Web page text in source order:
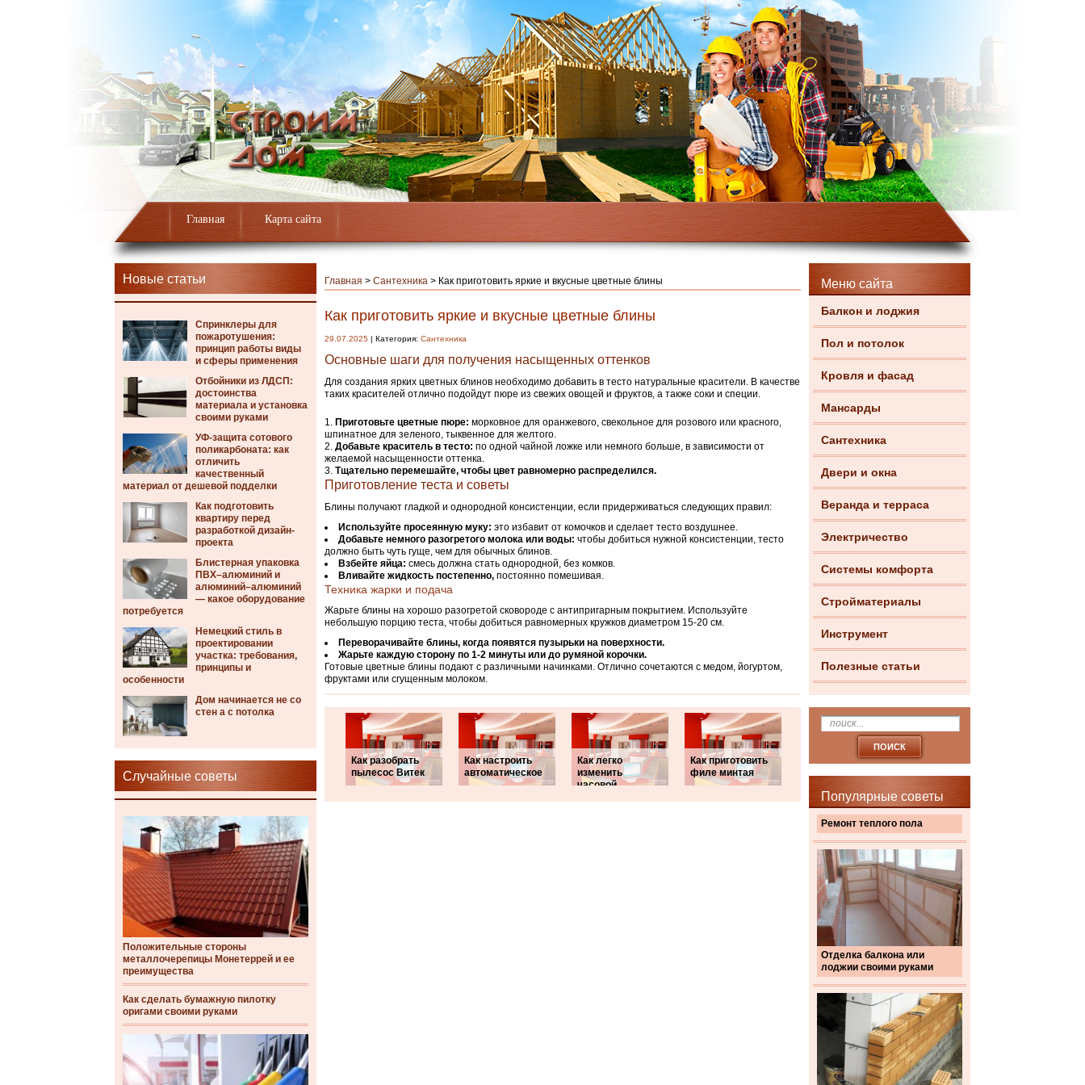
Главная Карта сайта
Новые статьи
Спринклеры для
пожаротушения:
принцип работы виды
и сферы применения
Отбойники из ЛДСП:
достоинства
материала и установка
своими руками
УФ-защита сотового
поликарбоната: как
отличить
качественный
материал от дешевой подделки
Как подготовить
квартиру перед
разработкой дизайн-
проекта
Блистерная упаковка
ПВХ–алюминий и
алюминий–алюминий
— какое оборудование
потребуется
Немецкий стиль в
проектировании
участка: требования,
принципы и
особенности
Дом начинается не со
стен а с потолка
Случайные советы
Положительные стороны
металлочерепицы Монетеррей и ее
преимущества
Как сделать бумажную пилотку
оригами своими руками
Меню сайта
Балкон и лоджия
Пол и потолок
Кровля и фасад
Мансарды
Сантехника
Двери и окна
Веранда и терраса
Электричество
Системы комфорта
Стройматериалы
Инструмент
Полезные статьи
Популярные советы
Ремонт теплого пола
Отделка балкона или
лоджии своими руками
Главная > Сантехника > Как приготовить яркие и вкусные цветные блины
Как приготовить яркие и вкусные цветные блины
29.07.2025 | Категория: Сантехника
Основные шаги для получения насыщенных оттенков
Для создания ярких цветных блинов необходимо добавить в тесто натуральные красители. В качестве
таких красителей отлично подойдут пюре из свежих овощей и фруктов, а также соки и специи.
Приготовьте цветные пюре: морковное для оранжевого, свекольное для розового или красного,
шпинатное для зеленого, тыквенное для желтого.
Добавьте краситель в тесто: по одной чайной ложке или немного больше, в зависимости от
желаемой насыщенности оттенка.
Тщательно перемешайте, чтобы цвет равномерно распределился.
Приготовление теста и советы
Блины получают гладкой и однородной консистенции, если придерживаться следующих правил:
Используйте просеянную муку: это избавит от комочков и сделает тесто воздушнее.
Добавьте немного разогретого молока или воды: чтобы добиться нужной консистенции, тесто
должно быть чуть гуще, чем для обычных блинов.
Взбейте яйца: смесь должна стать однородной, без комков.
Вливайте жидкость постепенно, постоянно помешивая.
Техника жарки и подача
Жарьте блины на хорошо разогретой сковороде с антипригарным покрытием. Используйте
небольшую порцию теста, чтобы добиться равномерных кружков диаметром 15-20 см.
Переворачивайте блины, когда появятся пузырьки на поверхности.
Жарьте каждую сторону по 1-2 минуты или до румяной корочки.
Готовые цветные блины подают с различными начинками. Отлично сочетаются с медом, йогуртом,
фруктами или сгущенным молоком.
Как разобрать
пылесос Витек
Как настроить
автоматическое
Как легко
изменить
часовой
Как приготовить
филе минтая